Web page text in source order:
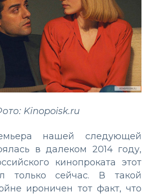
Kinopoisk.ru
нашей следующей
в далеком 2014 году,
кинопроката этот
только сейчас. В такой
ироничен тот факт, что